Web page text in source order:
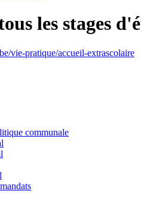
les stages
vie-pratique/accueil-extrascolaire
communale